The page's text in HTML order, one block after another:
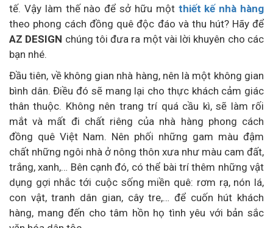
tế. Vậy làm thế nào để sở hữu một thiết kế nhà hàng
theo phong cách đồng quê độc đáo và thu hút? Hãy để
AZ DESIGN chúng tôi đưa ra một vài lời khuyên cho các
bạn nhé.
Đầu tiên, về không gian nhà hàng, nên là một không gian
bình dân. Điều đó sẽ mang lại cho thực khách cảm giác
thân thuộc. Không nên trang trí quá cầu kì, sẽ làm rối
mắt và mất đi chất riêng của nhà hàng phong cách
đồng quê Việt Nam. Nên phối những gam màu đậm
chất những ngôi nhà ở nông thôn xưa như màu cam đất,
trắng, xanh,… Bên cạnh đó, có thể bài trí thêm những vật
dụng gợi nhắc tới cuộc sống miền quê: rơm rạ, nón lá,
con vật, tranh dân gian, cây tre,… để cuốn hút khách
hàng, mang đến cho tâm hồn họ tình yêu với bản sắc